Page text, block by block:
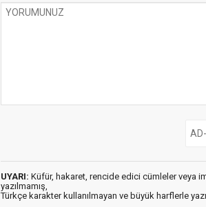
UYARI: Küfür, hakaret, rencide edici cümleler veya
yazılmamış,
Türkçe karakter kullanılmayan ve büyük harflerle